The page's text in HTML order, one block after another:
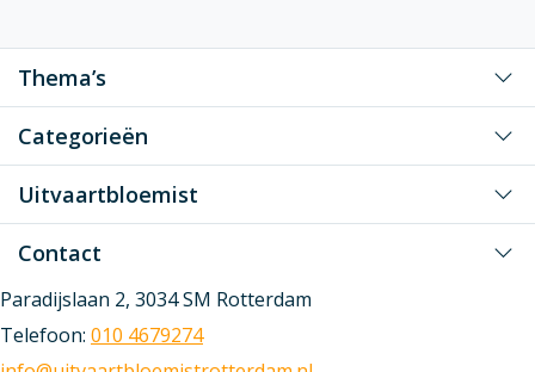
Thema’s
Voor mijn grote liefde
Voor mijn liefste vader/moeder
Voor mijn liefste opa/oma
Voor een dierbaar persoon
Voor onze gewaardeerde (zaken) relatie/collega
Categorieën
Klassiek rouwwerk
Speciaal gevormd rouwwerk
Gunstig geprijsd rouwwerk
Van en voor kinderen rouwwerk
Uitvaartbloemist
Rouwwerk bestellen
Rouwstuk bestellen
Onze rouwbloemen
Contact
Paradijslaan 2, 3034 SM Rotterdam
Telefoon: 010 4679274